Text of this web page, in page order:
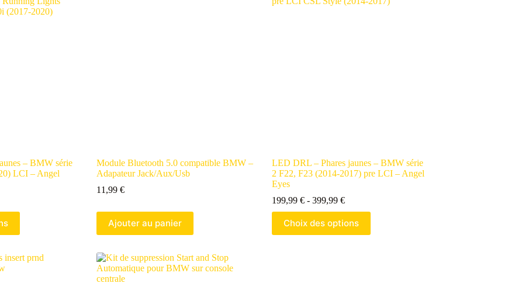
– BMW série
LCI – Angel
€
Module Bluetooth 5.0 compatible BMW –
Adapateur Jack/Aux/Usb
11,99 €
Ajouter au panier
LED DRL – Phares jaunes – BMW série
2 F22, F23 (2014-2017) pre LCI – Angel
Eyes
199,99 € - 399,99 €Gamme
de
prix
Choix des options
Ce
produit
a